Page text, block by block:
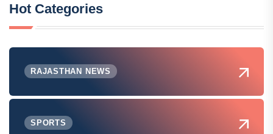
Hot Categories
RAJASTHAN NEWS
SPORTS